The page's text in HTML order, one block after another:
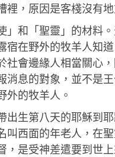
裡，原因是客棧沒有
」和「聖靈」的材料
宿在野外的牧羊人知
社會邊緣人相當關心
消息的對象，並不是
外的牧羊人。
出生第八天的耶穌到
叫西面的年老人，在
，是受神差遣要到世